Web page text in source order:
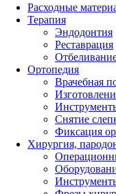
Расходные
Терапия
Эндодонтия
Реставрация
Ортопедия
Врачебная
Снятие
Фиксация
Хирургия,